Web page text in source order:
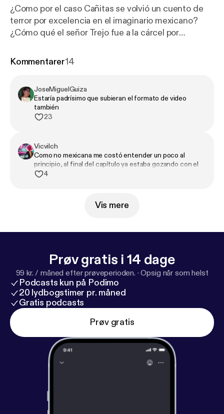
¿Como por el caso Cañitas se volvió un cuento de
terror por excelencia en el imaginario mexicano?
¿Cómo qué el señor Trejo fue a la cárcel por
desde acusaciones de golpear a sus parejas ¿Cómo
punto de que lo acusa de haberlo intentado matar,
teniendo como resultado un muerto que no es él y
aún así querer enfrentarse con el supuesto autor de
Kommentarer14
JoseMiguelGuiza
Estaría padrísimo que subieran el formato de video
también
23
Vicvilch
Como no mexicana me costó entender un poco al
principio, al final del capítulo ya estaba gozando con el
chisme de alguien que no conozco
4
Vis mere
Prøv gratis i 14 dage
99 kr. / måned efter prøveperioden. ·Opsig når som helst
Podcasts kun på Podimo
20 lydbogstimer pr. måned
Gratis podcasts
Prøv gratis